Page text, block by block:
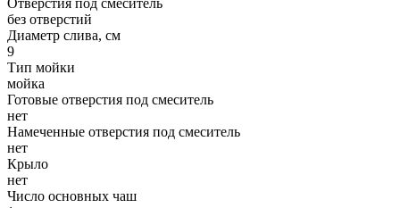
без отверстий
Диаметр слива, см
9
Тип мойки
мойка
Готовые отверстия под смеситель
нет
Намеченные отверстия под смеситель
нет
Крыло
нет
Число основных чаш